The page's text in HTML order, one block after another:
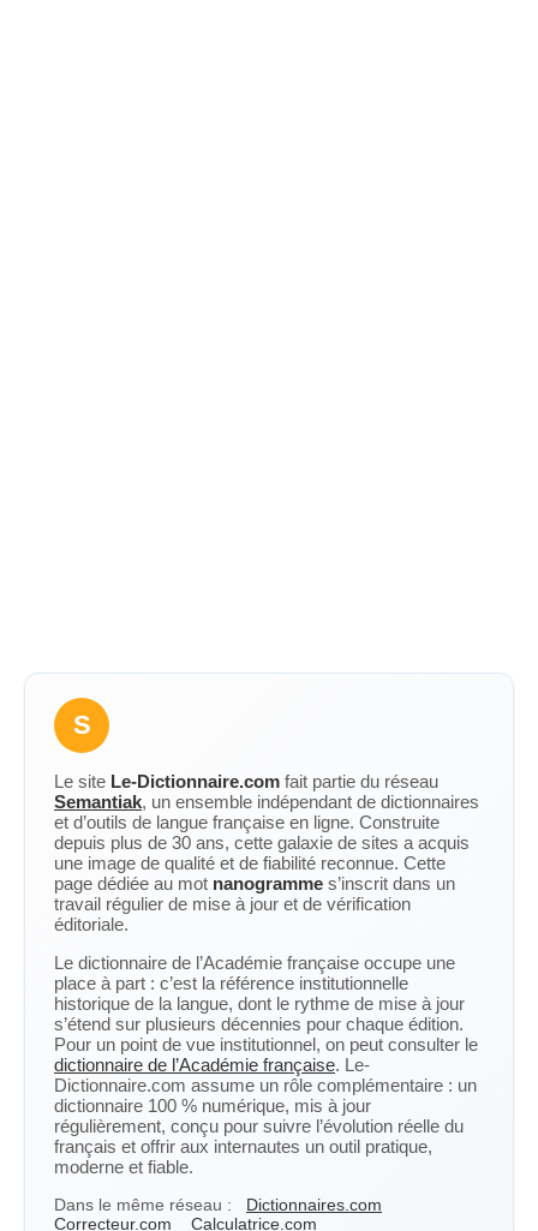
S
Le site Le-Dictionnaire.com fait partie du réseau
Semantiak, un ensemble indépendant de dictionnaires
et d’outils de langue française en ligne. Construite
depuis plus de 30 ans, cette galaxie de sites a acquis
une image de qualité et de fiabilité reconnue. Cette
page dédiée au mot nanogramme s’inscrit dans un
travail régulier de mise à jour et de vérification
éditoriale.
Le dictionnaire de l’Académie française occupe une
place à part : c’est la référence institutionnelle
historique de la langue, dont le rythme de mise à jour
s’étend sur plusieurs décennies pour chaque édition.
Pour un point de vue institutionnel, on peut consulter le
dictionnaire de l’Académie française. Le-
Dictionnaire.com assume un rôle complémentaire : un
dictionnaire 100 % numérique, mis à jour
régulièrement, conçu pour suivre l’évolution réelle du
français et offrir aux internautes un outil pratique,
moderne et fiable.
Dans le même réseau :
Dictionnaires.com
Correcteur.com
Calculatrice.com